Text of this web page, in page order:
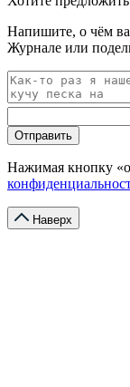
Напишите, о чём
Журнале или
Отправить
Нажимая кнопку
Наверх